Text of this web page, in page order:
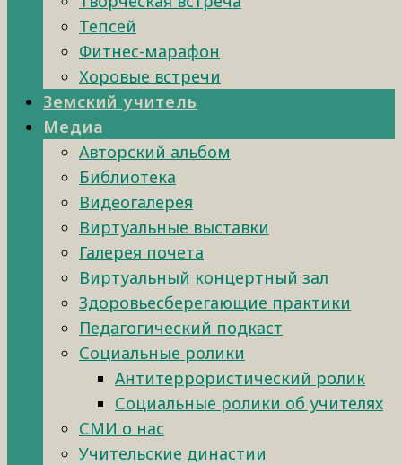
Тепсей
Фитнес-марафон
Хоровые встречи
Земский учитель
Медиа
Авторский альбом
Библиотека
Видеогалерея
Виртуальные выставки
Галерея почета
Виртуальный концертный зал
Здоровьесберегающие практики
Педагогический подкаст
Социальные ролики
Антитеррористический ролик
Социальные ролики об учителях
СМИ о нас
Учительские династии